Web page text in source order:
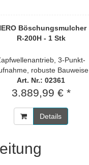
Böschungsmulcher
R-200H - 1 Stk
3-Punkt-
robuste Bauweise
Art. Nr.: 02361
3.889,99 € *
Details